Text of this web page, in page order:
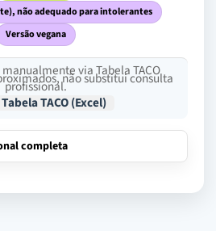
não adequado para intolerantes
Versão vegana
via Tabela TACO
não substitui consulta
profissional.
TACO (Excel)
completa